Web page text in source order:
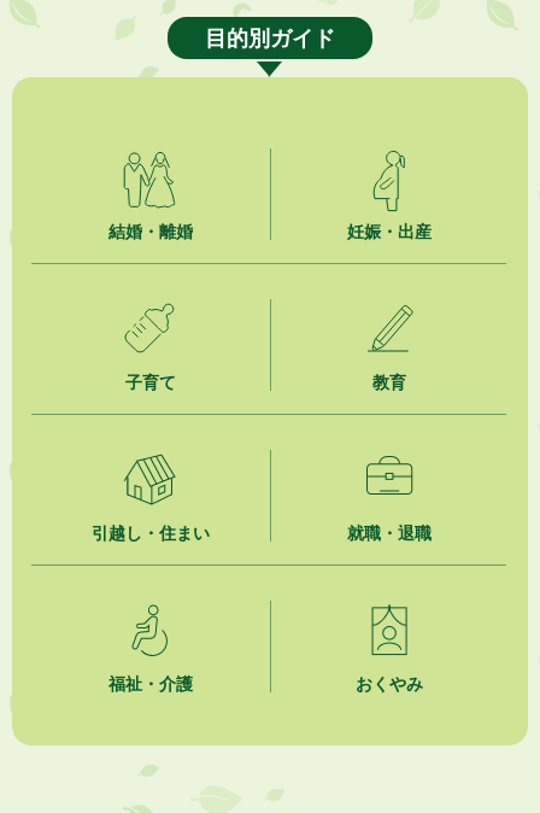
熱中症対策「クーリングシェルター」の設置について
「お茶を知る・体験する講座」を開催します
2026年8月5日
掛川市広告入り窓口封筒無償提供者募集
市民の勇気ある応急手当に感謝状を贈呈しました
夏季休暇期間 開業医等診療予定
「水道カルテ」の公表について
【参加者募集】プロ棋士から学ぼう！はじめての将棋教室
目的別ガイド
結婚・離婚 妊娠・出産
子育て 教育
引越し・住まい 就職・退職
福祉・介護 おくやみ